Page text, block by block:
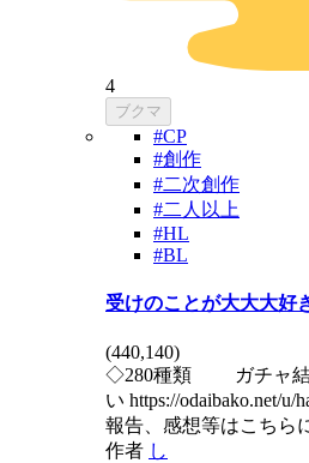
4
ブクマ
#CP
#創作
#二次創作
#二人以上
#HL
#BL
受けのことが大大大好
(440,140)
◇280種類 ガチャ結
い https://odaibako.net/u/
報告、感想等はこちら
作者 し